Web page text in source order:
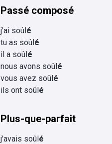
Passé composé
j'ai soûlé
tu as soûlé
il a soûlé
nous avons soûlé
vous avez soûlé
ils ont soûlé
Plus-que-parfait
j'avais soûlé